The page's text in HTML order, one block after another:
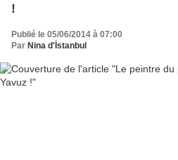
!
Publié le 05/06/2014 à 07:00
Par Nina d'İstanbul